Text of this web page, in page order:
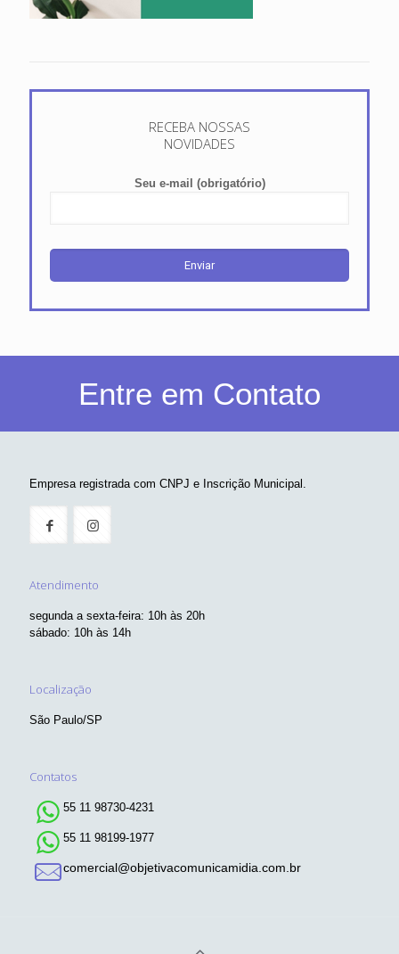
RECEBA NOSSAS
NOVIDADES
Seu e-mail (obrigatório)
Entre em Contato
Empresa registrada com CNPJ e Inscrição Municipal.
Atendimento
segunda a sexta-feira: 10h às 20h
sábado: 10h às 14h
Localização
São Paulo/SP
Contatos
55 11 98730-4231
55 11 98199-1977
comercial@objetivacomunicamidia.com.br